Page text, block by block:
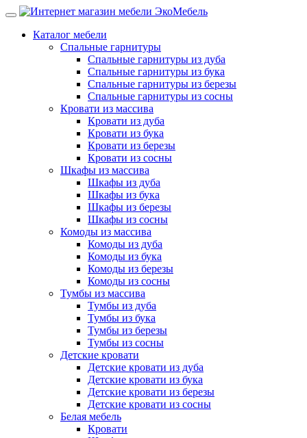
Каталог мебели
Спальные гарнитуры
Спальные гарнитуры из дуба
Спальные гарнитуры из бука
Спальные гарнитуры из березы
Спальные гарнитуры из сосны
Кровати из массива
Кровати из дуба
Кровати из бука
Кровати из березы
Кровати из сосны
Шкафы из массива
Шкафы из дуба
Шкафы из бука
Шкафы из березы
Шкафы из сосны
Комоды из массива
Комоды из дуба
Комоды из бука
Комоды из березы
Комоды из сосны
Тумбы из массива
Тумбы из дуба
Тумбы из бука
Тумбы из березы
Тумбы из сосны
Детские кровати
Детские кровати из дуба
Детские кровати из бука
Детские кровати из березы
Детские кровати из сосны
Белая мебель
Кровати